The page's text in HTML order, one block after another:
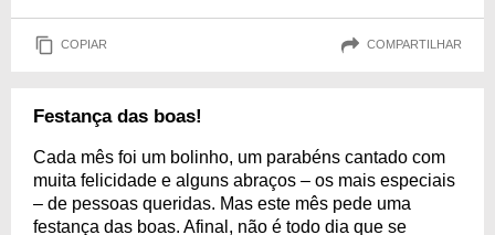
COPIAR COMPARTILHAR
Festança das boas!
Cada mês foi um bolinho, um parabéns cantado com
muita felicidade e alguns abraços – os mais especiais
– de pessoas queridas. Mas este mês pede uma
festança das boas. Afinal, não é todo dia que se